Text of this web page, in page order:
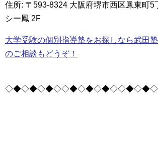
住所: 〒593-8324 大阪府堺市西区鳳東町5
シー鳳 2F
大学受験の個別指導塾をお探しなら武田
のご相談もどうぞ！